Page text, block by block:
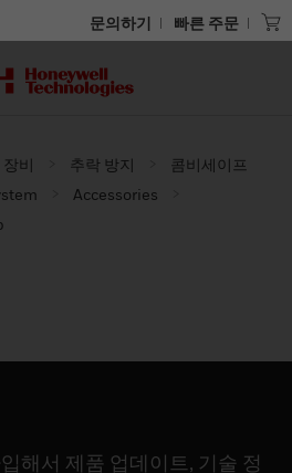
문의하기 빠른 주문
비 추락 방지
콤비세이프
Accessories
해서 제품 업데이트, 기술 정